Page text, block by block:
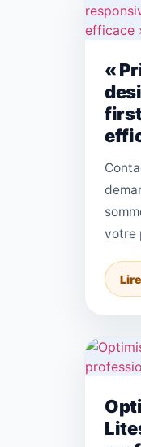
«
first
votre